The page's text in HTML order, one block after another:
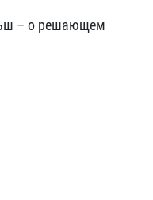
– о решающем